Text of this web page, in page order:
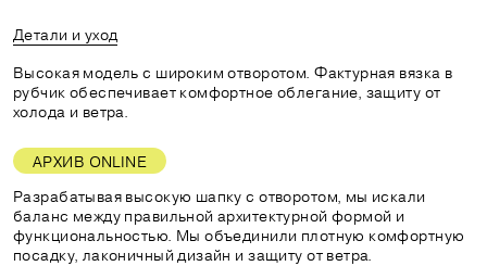
Детали и уход
Высокая модель с широким отворотом. Фактурная вязка в
рубчик обеспечивает комфортное облегание, защиту от
холода и ветра.
АРХИВ ONLINE
Разрабатывая высокую шапку с отворотом, мы искали
баланс между правильной архитектурной формой и
функциональностью. Мы объединили плотную комфортную
посадку, лаконичный дизайн и защиту от ветра.